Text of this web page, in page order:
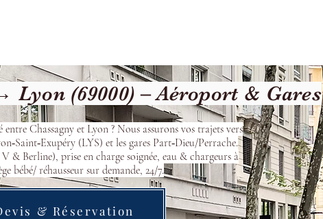
Lyon (69000) – Aéroport & Gares
Chassagny et Lyon ? Nous assurons vos trajets vers
(LYS) et les gares Part‑Dieu/Perrache.
& Berline), prise en charge soignée, eau & chargeurs à
bébé/ réhausseur sur demande, 24/7.
& Réservation